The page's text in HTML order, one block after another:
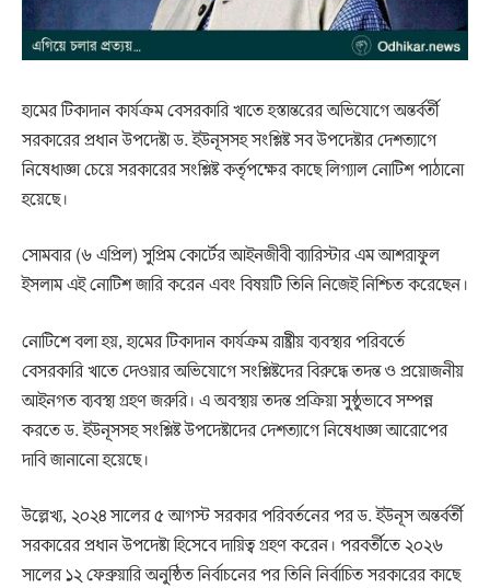
হামের টিকাদান কার্যক্রম বেসরকারি খাতে হস্তান্তরের অভিযোগে অন্তর্বর্তী
সরকারের প্রধান উপদেষ্টা ড. ইউনূসসহ সংশ্লিষ্ট সব উপদেষ্টার দেশত্যাগে
নিষেধাজ্ঞা চেয়ে সরকারের সংশ্লিষ্ট কর্তৃপক্ষের কাছে লিগ্যাল নোটিশ পাঠানো
হয়েছে।
সোমবার (৬ এপ্রিল) সুপ্রিম কোর্টের আইনজীবী ব্যারিস্টার এম আশরাফুল
ইসলাম এই নোটিশ জারি করেন এবং বিষয়টি তিনি নিজেই নিশ্চিত করেছেন।
নোটিশে বলা হয়, হামের টিকাদান কার্যক্রম রাষ্ট্রীয় ব্যবস্থার পরিবর্তে
বেসরকারি খাতে দেওয়ার অভিযোগে সংশ্লিষ্টদের বিরুদ্ধে তদন্ত ও প্রয়োজনীয়
আইনগত ব্যবস্থা গ্রহণ জরুরি। এ অবস্থায় তদন্ত প্রক্রিয়া সুষ্ঠুভাবে সম্পন্ন
করতে ড. ইউনূসসহ সংশ্লিষ্ট উপদেষ্টাদের দেশত্যাগে নিষেধাজ্ঞা আরোপের
দাবি জানানো হয়েছে।
উল্লেখ্য, ২০২৪ সালের ৫ আগস্ট সরকার পরিবর্তনের পর ড. ইউনূস অন্তর্বর্তী
সরকারের প্রধান উপদেষ্টা হিসেবে দায়িত্ব গ্রহণ করেন। পরবর্তীতে ২০২৬
সালের ১২ ফেব্রুয়ারি অনুষ্ঠিত নির্বাচনের পর তিনি নির্বাচিত সরকারের কাছে